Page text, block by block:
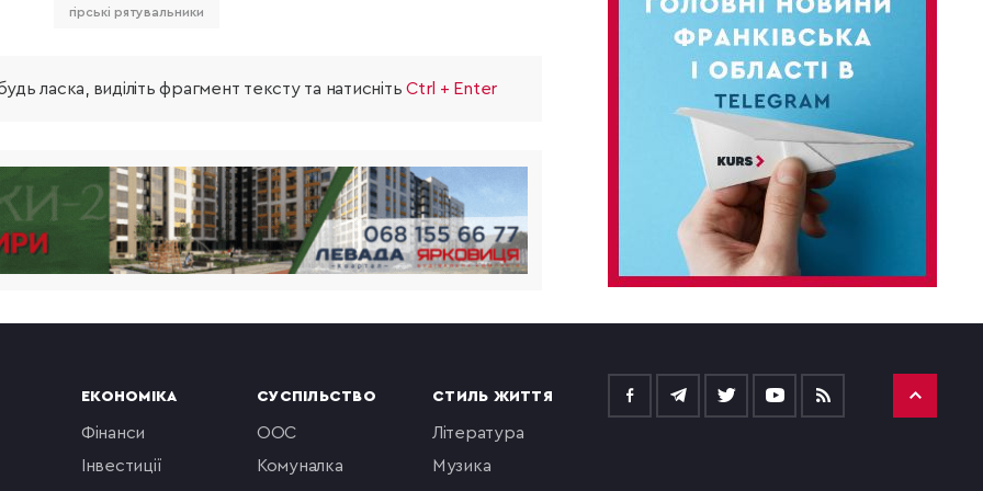
гірські рятувальники
ласка, виділіть фрагмент тексту та натиснітьCtrl + Enter
ЕКОНОМІКА
фінанси
інвестиції
СУСПІЛЬСТВО
ООС
комуналка
СТИЛЬ ЖИТТЯ
література
музика